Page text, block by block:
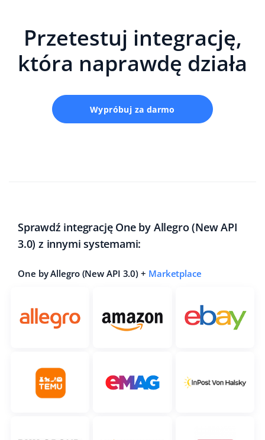
Przetestuj integrację,
która naprawdę działa
Wypróbuj za darmo
Sprawdź integrację One by Allegro (New API
3.0) z innymi systemami:
One by Allegro (New API 3.0) + Marketplace